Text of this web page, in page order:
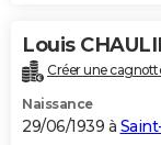
Bricolage
Lifestyle
Culture
Sport
Auto
Television
Voyage
Cinema
Louis
Créer une
Naissance
29/06/1939 à